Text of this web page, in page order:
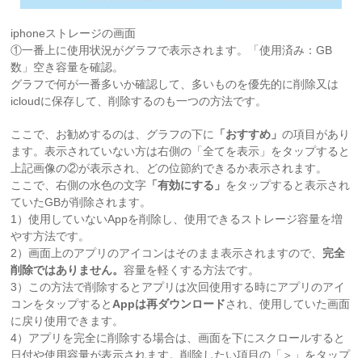
iphoneストレージの画面
①一番上に使用状況がグラフで表示されます。「使用済み：GB
数」空き容量を確認。
グラフで何が一番多いか確認して、多いものを優先的に削除又は
icloudに保存して、削除するのも一つの方法です。
ここで、お勧めするのは、グラフの下に 「おすすめ」の項目があり
ます。表示されていない方は右側の「全てを表示」をタップすると
上記画像の②が表示され、どの位節約できるか表示されます。
ここで、右側の水色の文字 「有効にする」 をタップすると表示され
ていたGBが削除されます。
1）使用していないAppを削除し、使用できるストレージ容量を増
やす方法です。
2）画面上のアプリのアイコンはそのまま表示されますので、 完全
削除ではありません。容量を軽くする方法です。
3）この方法で削除するとアプリは次回使用する時にアプリのアイ
コンをタップすると Appは再ダウンロードされ、使用していた画面
に戻り使用できます。
4）アプリを完全に削除する場合は、画面を下にスクロールすると
日付や使用容量が表示されます。削除したい項目の「＞」をタップ